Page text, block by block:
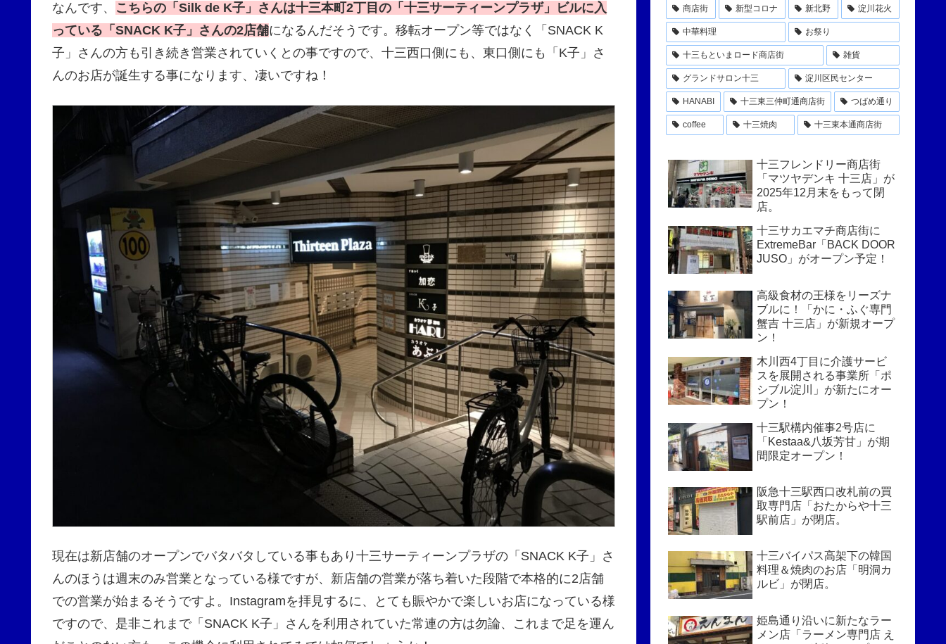
なんです、 こちらの「Silk de K子」さんは十三本町2丁目の「十三サーティーンプラザ」ビルに入
っている「SNACK K子」さんの2店舗になるんだそうです。移転オープン等ではなく「SNACK K
子」さんの方も引き続き営業されていくとの事ですので、十三西口側にも、東口側にも「K子」さ
んのお店が誕生する事になります、凄いですね！
現在は新店舗のオープンでバタバタしている事もあり十三サーティーンプラザの「SNACK K子」さ
んのほうは週末のみ営業となっている様ですが、新店舗の営業が落ち着いた段階で本格的に2店舗
での営業が始まるそうですよ。Instagramを拝見するに、とても賑やかで楽しいお店になっている様
ですので、是非これまで「SNACK K子」さんを利用されていた常連の方は勿論、これまで足を運ん
商店街 新型コロナ 新北野 淀川花火
中華料理 お祭り
十三もといまロード商店街 雑貨
グランドサロン十三 淀川区民センター
HANABI 十三東三仲町通商店街 つばめ通り
coffee 十三焼肉 十三東本通商店街
十三フレンドリー商店街
「マツヤデンキ 十三店」が
2025年12月末をもって閉
店。
十三サカエマチ商店街に
ExtremeBar「BACK DOOR
JUSO」がオープン予定！
高級食材の王様をリーズナ
ブルに！「かに・ふぐ専門
蟹吉 十三店」が新規オープ
ン！
木川西4丁目に介護サービ
スを展開される事業所「ポ
シブル淀川」が新たにオー
プン！
十三駅構内催事2号店に
「Kestaa&八坂芳甘」が期
間限定オープン！
阪急十三駅西口改札前の買
取専門店「おたからや十三
駅前店」が閉店。
十三バイパス高架下の韓国
料理＆焼肉のお店「明洞カ
ルビ」が閉店。
姫島通り沿いに新たなラー
メン店「ラーメン専門店 え